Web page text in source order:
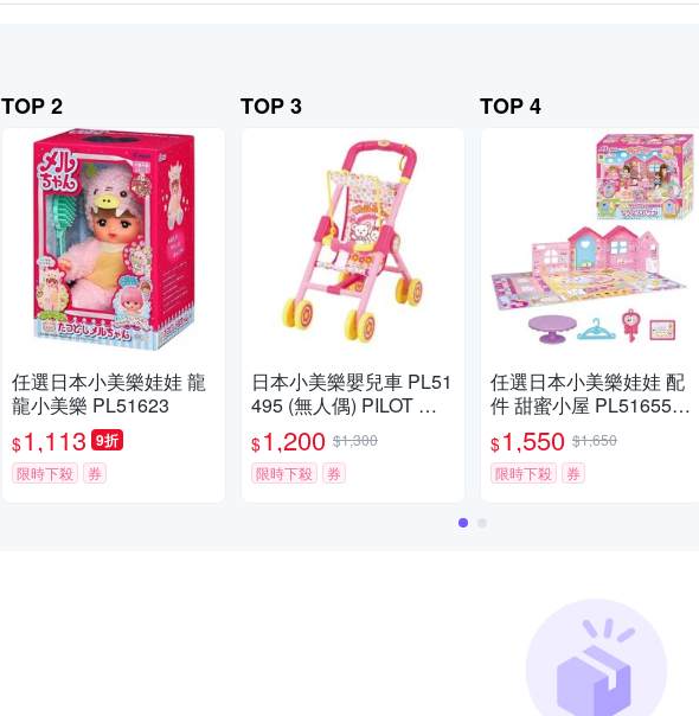
TOP 2
任選日本小美樂娃娃 龍
龍小美樂 PL51623
$1,113 9折
限時下殺 券
TOP 3
日本小美樂嬰兒車 PL51
495 (無人偶) PILOT 原
廠公司貨
$1,200 $1,300
限時下殺
券
TOP 4
任選日本小美樂娃娃 配
件 甜蜜小屋 PL51655
公司貨
$1,550 $1,650
限時下殺
券